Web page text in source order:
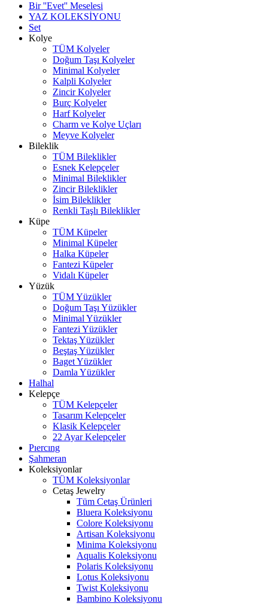
Bir ''Evet'' Meselesi
YAZ KOLEKSİYONU
Set
Kolye
TÜM Kolyeler
Doğum Taşı Kolyeler
Minimal Kolyeler
Kalpli Kolyeler
Zincir Kolyeler
Burç Kolyeler
Harf Kolyeler
Charm ve Kolye Uçları
Meyve Kolyeler
Bileklik
TÜM Bileklikler
Esnek Kelepçeler
Minimal Bileklikler
Zincir Bileklikler
İsim Bileklikler
Renkli Taşlı Bileklikler
Küpe
TÜM Küpeler
Minimal Küpeler
Halka Küpeler
Fantezi Küpeler
Vidalı Küpeler
Yüzük
TÜM Yüzükler
Doğum Taşı Yüzükler
Minimal Yüzükler
Fantezi Yüzükler
Tektaş Yüzükler
Beştaş Yüzükler
Baget Yüzükler
Damla Yüzükler
Halhal
Kelepçe
TÜM Kelepçeler
Tasarım Kelepçeler
Klasik Kelepçeler
22 Ayar Kelepçeler
Pıercıng
Şahmeran
Koleksiyonlar
TÜM Koleksiyonlar
Cetaş Jewelry
Tüm Cetaş Ürünleri
Bluera Koleksiyonu
Colore Koleksiyonu
Artisan Koleksiyonu
Minima Koleksiyonu
Aqualis Koleksiyonu
Polaris Koleksiyonu
Lotus Koleksiyonu
Twist Koleksiyonu
Bambino Koleksiyonu